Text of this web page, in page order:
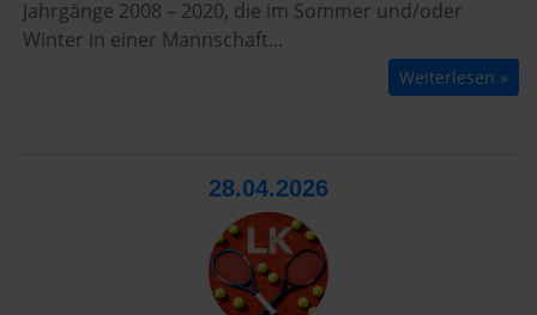
Jahrgänge 2008 – 2020, die im Sommer und/oder
Winter in einer Mannschaft...
Weiterlesen »
28.04.2026